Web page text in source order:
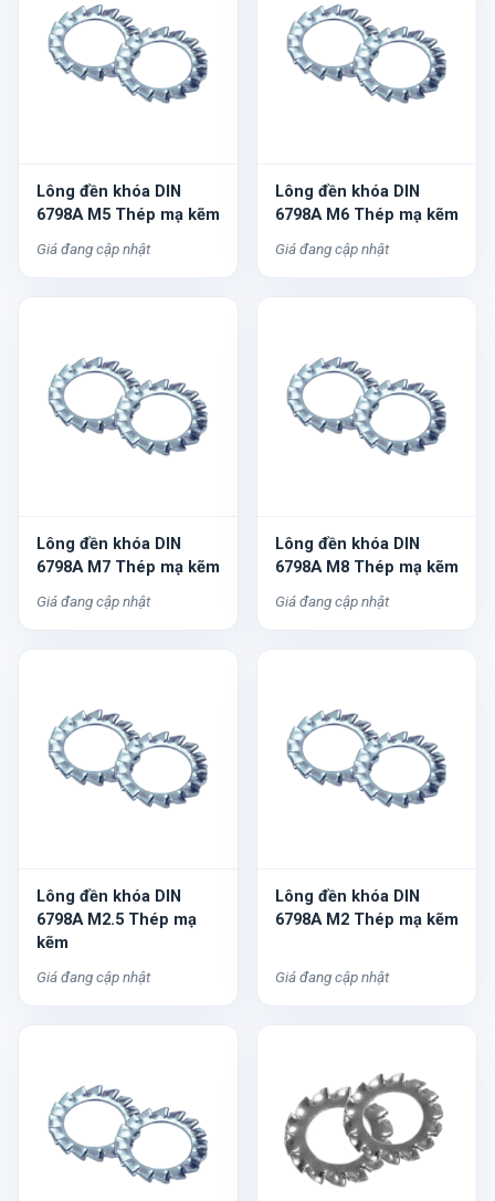
Lông đền khóa DIN
6798A M5 Thép mạ kẽm
Giá đang cập nhật
Lông đền khóa DIN
6798A M6 Thép mạ kẽm
Giá đang cập nhật
Lông đền khóa DIN
6798A M7 Thép mạ kẽm
Giá đang cập nhật
Lông đền khóa DIN
6798A M8 Thép mạ kẽm
Giá đang cập nhật
Lông đền khóa DIN
6798A M2.5 Thép mạ
kẽm
Giá đang cập nhật
Lông đền khóa DIN
6798A M2 Thép mạ kẽm
Giá đang cập nhật